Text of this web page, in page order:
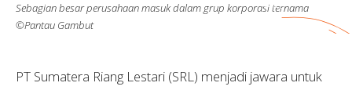
Sebagian besar perusahaan masuk dalam grup korporasi ternama
©Pantau Gambut
PT Sumatera Riang Lestari (SRL) menjadi jawara untuk